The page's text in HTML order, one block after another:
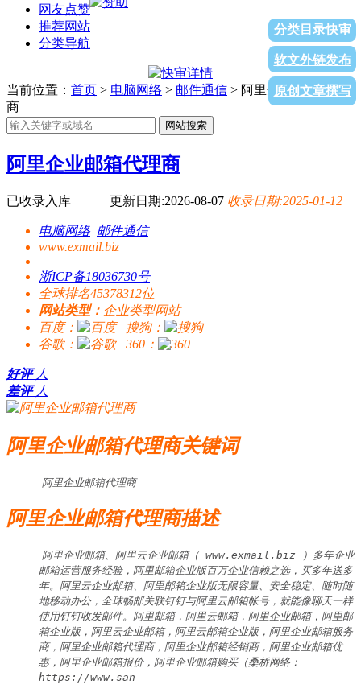
网友点赞
推荐网站
分类导航
分类目录快审
软文外链发布
原创文章撰写
当前位置： 首页 > 电脑网络 > 邮件通信 > 阿里企业邮箱代理
商
网站搜索
阿里企业邮箱代理商
已收录入库 更新日期:2026-08-07 收录日期:2025-01-12
电脑网络 邮件通信
www.exmail.biz
浙ICP备18036730号
全球排名45378312位
网站类型： 企业类型网站
百度：
搜狗：
谷歌：
360：
好评 人
差评 人
阿里企业邮箱代理商关键词
阿里企业邮箱代理商
阿里企业邮箱代理商描述
阿里企业邮箱、阿里云企业邮箱（ www.exmail.biz ）多年企业
邮箱运营服务经验，阿里邮箱企业版百万企业信赖之选，买多年送多
年。阿里云企业邮箱、阿里邮箱企业版无限容量、安全稳定、随时随
地移动办公，全球畅邮关联钉钉与阿里云邮箱帐号，就能像聊天一样
使用钉钉收发邮件。阿里邮箱，阿里云邮箱，阿里企业邮箱，阿里邮
箱企业版，阿里云企业邮箱，阿里云邮箱企业版，阿里企业邮箱服务
商，阿里企业邮箱代理商，阿里企业邮箱经销商，阿里企业邮箱优
惠，阿里企业邮箱报价，阿里企业邮箱购买（桑桥网络：
https://www.san